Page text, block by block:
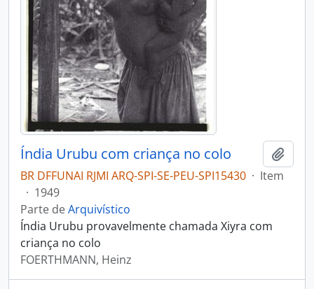
Índia Urubu com criança no colo
BR DFFUNAI RJMI ARQ-SPI-SE-PEU-SPI15430 · Item
· 1949
Parte deArquivístico
Índia Urubu provavelmente chamada Xiyra com
criança no colo
FOERTHMANN, Heinz